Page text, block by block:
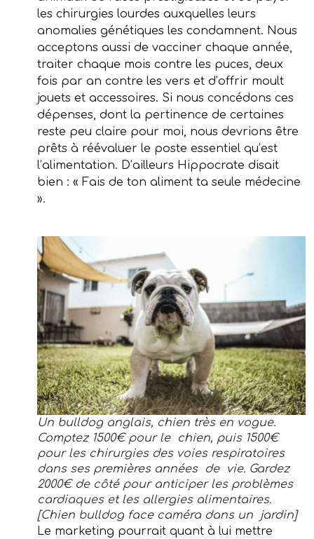
les chirurgies lourdes auxquelles leurs
anomalies génétiques les condamnent. Nous
acceptons aussi de vacciner chaque année,
traiter chaque mois contre les puces, deux
fois par an contre les vers et d’offrir moult
jouets et accessoires. Si nous concédons ces
dépenses, dont la pertinence de certaines
reste peu claire pour moi, nous devrions être
prêts à réévaluer le poste essentiel qu’est
l’alimentation. D’ailleurs Hippocrate disait
bien : « Fais de ton aliment ta seule médecine
».
Un bulldog anglais, chien très en vogue.
Comptez 1500€ pour le chien, puis 1500€
pour les chirurgies des voies respiratoires
dans ses premières années de vie. Gardez
2000€ de côté pour anticiper les problèmes
cardiaques et les allergies alimentaires.
[Chien bulldog face caméra dans un jardin]
Le marketing pourrait quant à lui mettre